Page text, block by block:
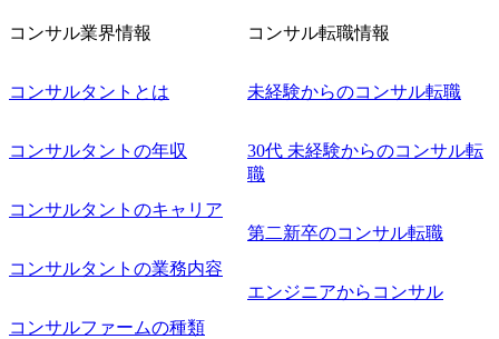
コンサル業界情報
コンサルタントとは
コンサルタントの年収
コンサルタントのキャリア
コンサルタントの業務内容
コンサルファームの種類
コンサル転職情報
未経験からのコンサル転職
30代 未経験からのコンサル転
職
第二新卒のコンサル転職
エンジニアからコンサル